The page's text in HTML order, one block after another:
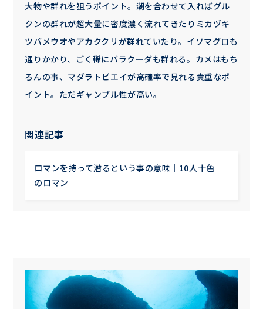
大物や群れを狙うポイント。潮を合わせて入ればグル
クンの群れが超大量に密度濃く流れてきたりミカヅキ
ツバメウオやアカククリが群れていたり。イソマグロも
通りかかり、ごく稀にバラクーダも群れる。カメはもち
ろんの事、マダラトビエイが高確率で見れる貴重なポ
イント。ただギャンブル性が高い。
関連記事
ロマンを持って潜るという事の意味｜10人十色
のロマン